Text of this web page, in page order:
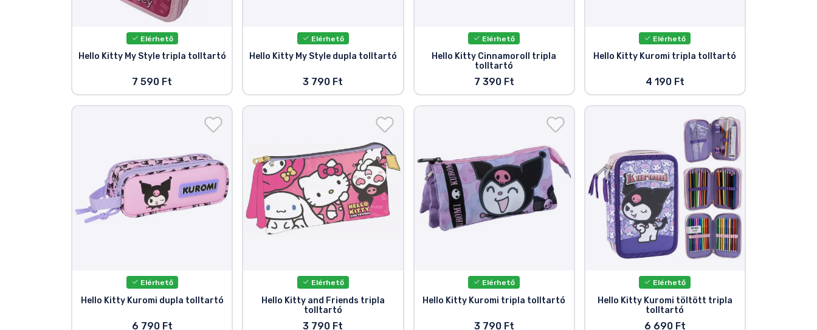
Elérhető
Hello Kitty My Style tripla tolltartó
7 590 Ft
Elérhető
Hello Kitty My Style dupla tolltartó
3 790 Ft
Elérhető
Hello Kitty Cinnamoroll tripla
tolltartó
7 390 Ft
Elérhető
Hello Kitty Kuromi tripla tolltartó
4 190 Ft
Elérhető
Hello Kitty Kuromi dupla tolltartó
6 790 Ft
Elérhető
Hello Kitty and Friends tripla
tolltartó
3 790 Ft
Elérhető
Hello Kitty Kuromi tripla tolltartó
3 790 Ft
Elérhető
Hello Kitty Kuromi töltött tripla
tolltartó
6 690 Ft